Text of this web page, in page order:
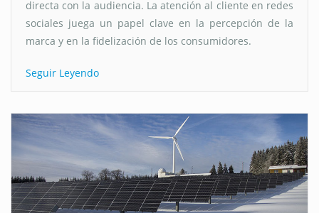
directa con la audiencia. La atención al cliente en redes
sociales juega un papel clave en la percepción de la
marca y en la fidelización de los consumidores.
Seguir Leyendo